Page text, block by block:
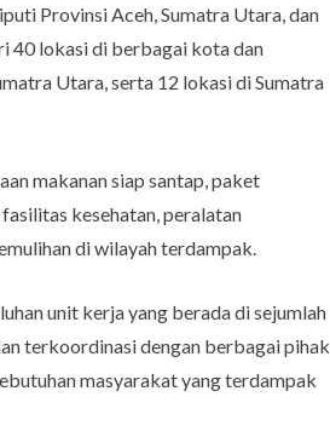
Provinsi Aceh, Sumatra Utara, dan
40 lokasi di berbagai kota dan
Utara, serta 12 lokasi di Sumatra
makanan siap santap, paket
kesehatan, peralatan
di wilayah terdampak.
unit kerja yang berada di sejumlah
terkoordinasi dengan berbagai pihak
masyarakat yang terdampak